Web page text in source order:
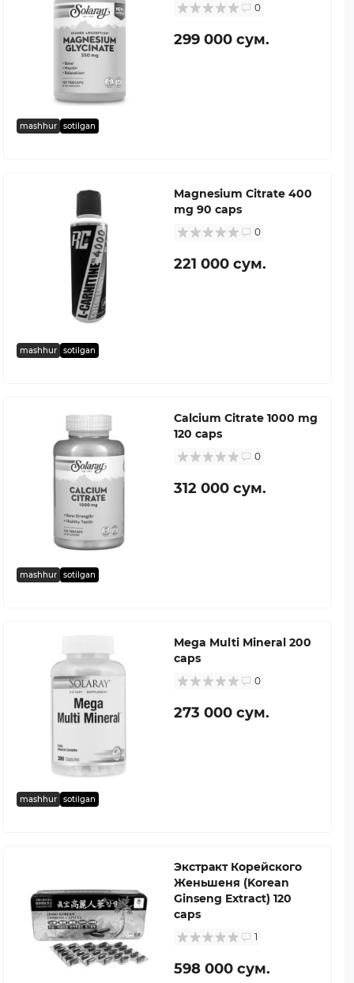
mashhur sotilgan
0
299 000 сум.
mashhur sotilgan
Magnesium Citrate 400
mg 90 caps
0
221 000 сум.
mashhur sotilgan
Calcium Citrate 1000 mg
120 caps
0
312 000 сум.
mashhur sotilgan
Mega Multi Mineral 200
caps
0
273 000 сум.
Экстракт Корейского
Женьшеня (Korean
Ginseng Extract) 120
caps
1
598 000 сум.